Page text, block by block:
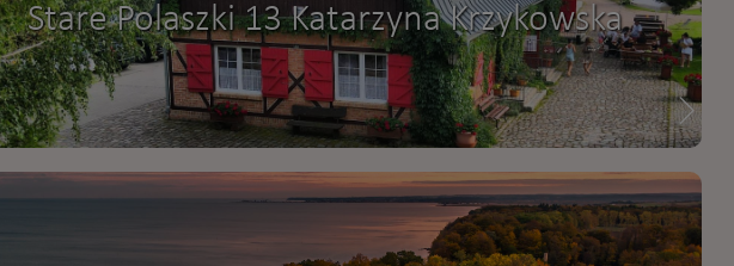
Stare Polaszki 13 Katarzyna Krzykowska